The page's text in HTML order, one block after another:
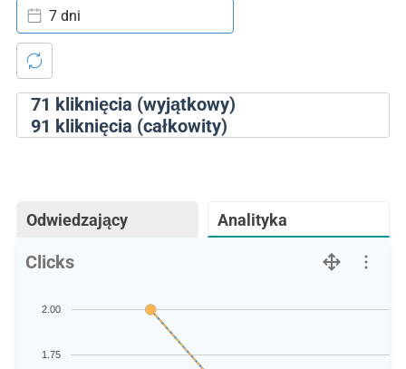
71 kliknięcia (wyjątkowy)
91 kliknięcia (całkowity)
7 dni
Odwiedzający Analityka
Clicks
1.75
2.00